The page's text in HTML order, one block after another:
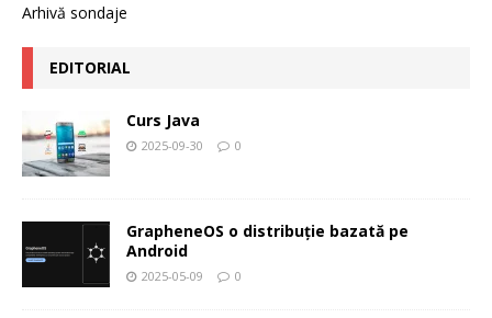
Arhivă sondaje
EDITORIAL
Curs Java
2025-09-30 0
GrapheneOS o distribuție bazată pe
Android
2025-05-09 0